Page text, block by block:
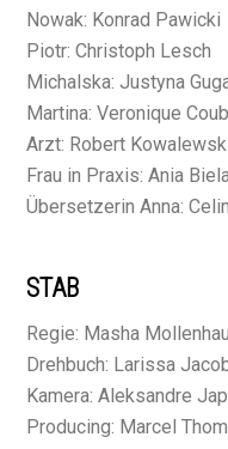
Nowak: Konrad Pawicki
Piotr: Christoph Lesch
Michalska: Justyna
Martina: Veronique
Arzt: Robert
Frau in Praxis: Ania
Übersetzerin Anna:
STAB
Regie: Masha
Drehbuch: Larissa
Kamera: Aleksandre
Producing: Marcel